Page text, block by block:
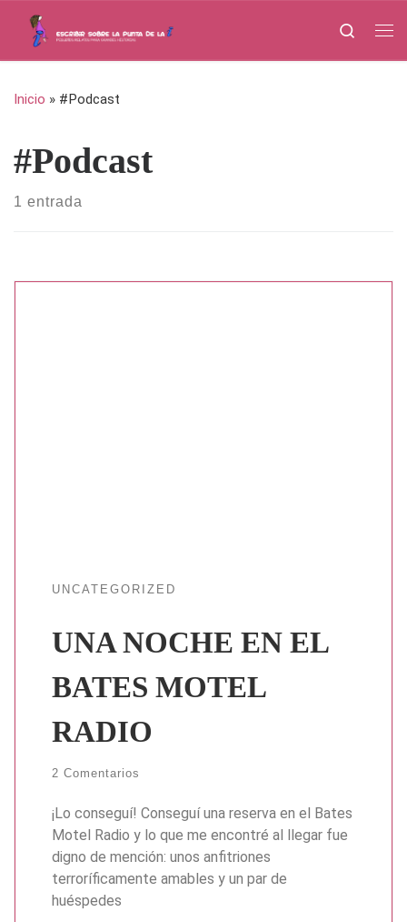
Saltar al contenido
Search
Inicio » #Podcast
#Podcast
1 entrada
UNCATEGORIZED
UNA NOCHE EN EL
BATES MOTEL
RADIO
2 Comentarios
¡Lo conseguí! Conseguí una reserva en el Bates
Motel Radio y lo que me encontré al llegar fue
digno de mención: unos anfitriones
terroríficamente amables y un par de
huéspedes